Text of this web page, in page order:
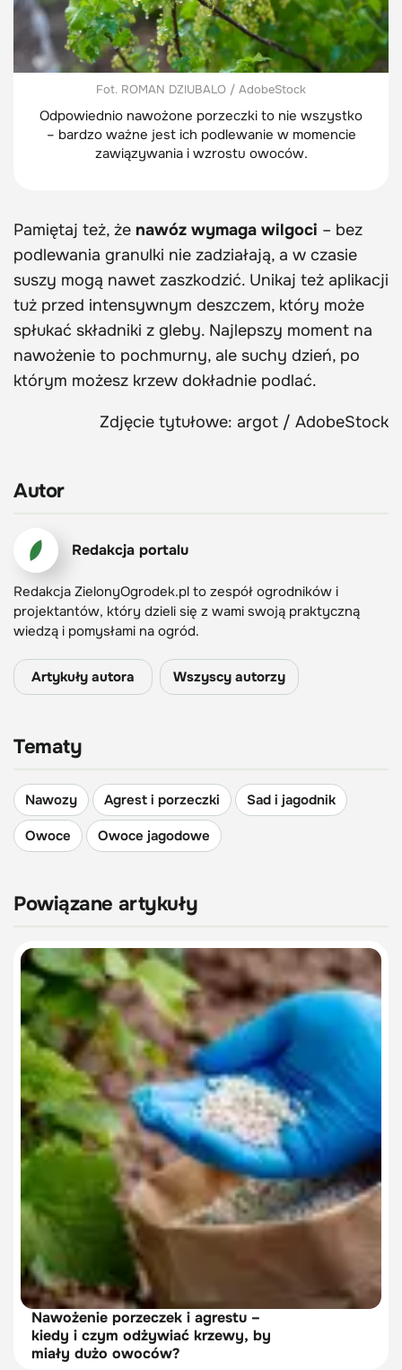
Fot. ROMAN DZIUBALO / AdobeStock
Odpowiednio nawożone porzeczki to nie wszystko
– bardzo ważne jest ich podlewanie w momencie
zawiązywania i wzrostu owoców.
Pamiętaj też, że nawóz wymaga wilgoci – bez
podlewania granulki nie zadziałają, a w czasie
suszy mogą nawet zaszkodzić. Unikaj też aplikacji
tuż przed intensywnym deszczem, który może
spłukać składniki z gleby. Najlepszy moment na
nawożenie to pochmurny, ale suchy dzień, po
którym możesz krzew dokładnie podlać.
Zdjęcie tytułowe: argot / AdobeStock
Autor
Redakcja portalu
Redakcja ZielonyOgrodek.pl to zespół ogrodników i
projektantów, który dzieli się z wami swoją praktyczną
wiedzą i pomysłami na ogród.
Artykuły autora Wszyscy autorzy
Tematy
Nawozy Agrest i porzeczki
Sad i jagodnik
Owoce
Owoce jagodowe
Powiązane artykuły
Nawożenie porzeczek i agrestu –
kiedy i czym odżywiać krzewy, by
miały dużo owoców?